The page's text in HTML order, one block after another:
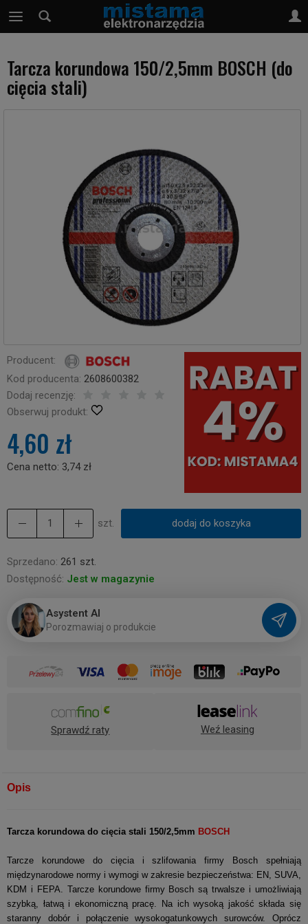
Tarcza korundowa 150/2,5mm BOSCH (do
cięcia stali)
Producent:
Kod producenta: 2608600382
Dodaj recenzję:
Obserwuj produkt:
4,60 zł
Cena netto: 3,74 zł
szt. dodaj do koszyka
Sprzedano: 261 szt.
Dostępność: Jest w magazynie
Asystent AI
Porozmawiaj o produkcie
Sprawdź raty Weź leasing
Opis
Tarcza korundowa do cięcia stali 150/2,5mm BOSCH
Tarcze korundowe do cięcia i szlifowania firmy Bosch spełniają
międzynarodowe normy i wymogi w zakresie bezpieczeństwa: EN, SUVA,
KDM i FEPA. Tarcze korundowe firmy Bosch są trwalsze i umożliwiają
szybką, łatwą i ekonomiczną pracę. Na ich wysoką jakość składa się
staranny dobór i połączenie wysokogatunkowych surowców. Oprócz